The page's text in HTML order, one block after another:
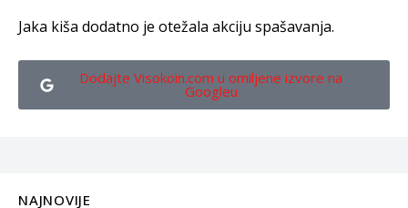
Jaka kiša dodatno je otežala akciju spašavanja.
Dodajte Visokoin.com u omiljene izvore na
Googleu
NAJNOVIJE